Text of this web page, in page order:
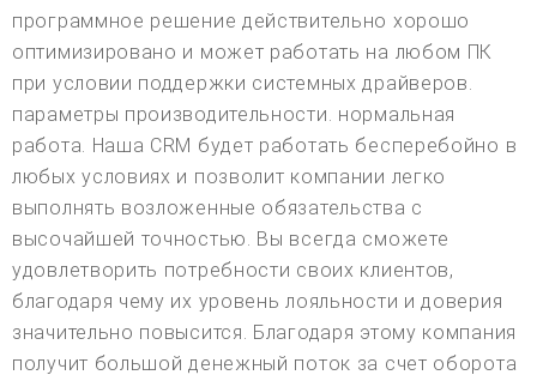
программное решение действительно хорошо
оптимизировано и может работать на любом ПК
при условии поддержки системных драйверов.
параметры производительности. нормальная
работа. Наша CRM будет работать бесперебойно в
любых условиях и позволит компании легко
выполнять возложенные обязательства с
высочайшей точностью. Вы всегда сможете
удовлетворить потребности своих клиентов,
благодаря чему их уровень лояльности и доверия
значительно повысится. Благодаря этому компания
получит большой денежный поток за счет оборота